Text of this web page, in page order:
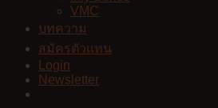
VMC
บทความ
สมัครตัวแทน
Login
Newsletter